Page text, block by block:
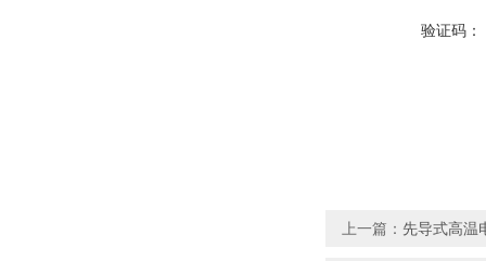
验证码：
上一篇： 先导式高温